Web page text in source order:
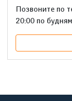
Позвоните по
20:00 по